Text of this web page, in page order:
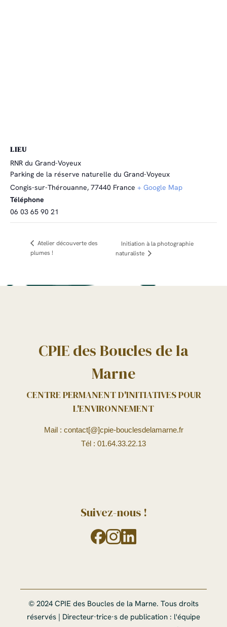
LIEU
RNR du Grand-Voyeux
Parking de la réserve naturelle du Grand-Voyeux
Congis-sur-Thérouanne, 77440 France + Google Map
Téléphone
06 03 65 90 21
Atelier découverte des
plumes !
Initiation à la photographie
naturaliste
CPIE des Boucles de la
Marne
CENTRE PERMANENT D'INITIATIVES POUR
L'ENVIRONNEMENT
Mail : contact[@]cpie-bouclesdelamarne.fr
Tél : 01.64.33.22.13
Suivez-nous !
© 2024 CPIE des Boucles de la Marne. Tous droits
réservés | Directeur·trice·s de publication : l'équipe